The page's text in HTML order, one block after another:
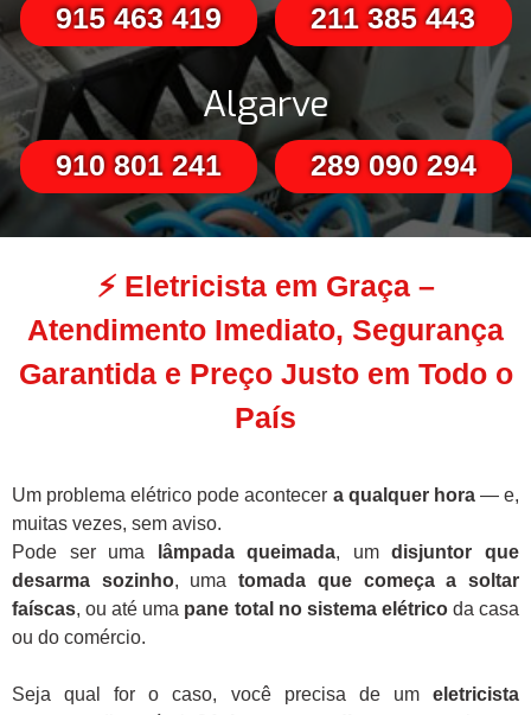
915 463 419 211 385 443
Algarve
910 801 241 289 090 294
⚡ Eletricista em Graça –
Atendimento Imediato, Segurança
Garantida e Preço Justo em Todo o
País
Um problema elétrico pode acontecer a qualquer hora— e,
muitas vezes, sem aviso.
Pode ser uma
lâmpada queimada, umdisjuntor que
desarma sozinho, umatomada que começa a soltar
faíscas, ou até uma pane total no sistema elétricoda casa
ou do comércio.
Seja qual for o caso, você precisa de um eletricista